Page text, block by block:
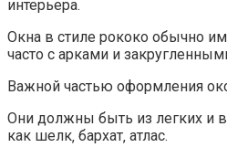
интерьера.
Окна в стиле рококо обычно
часто с арками и
Важной частью оформления
Они должны быть из легких и
как шелк‚ бархат‚ атлас.